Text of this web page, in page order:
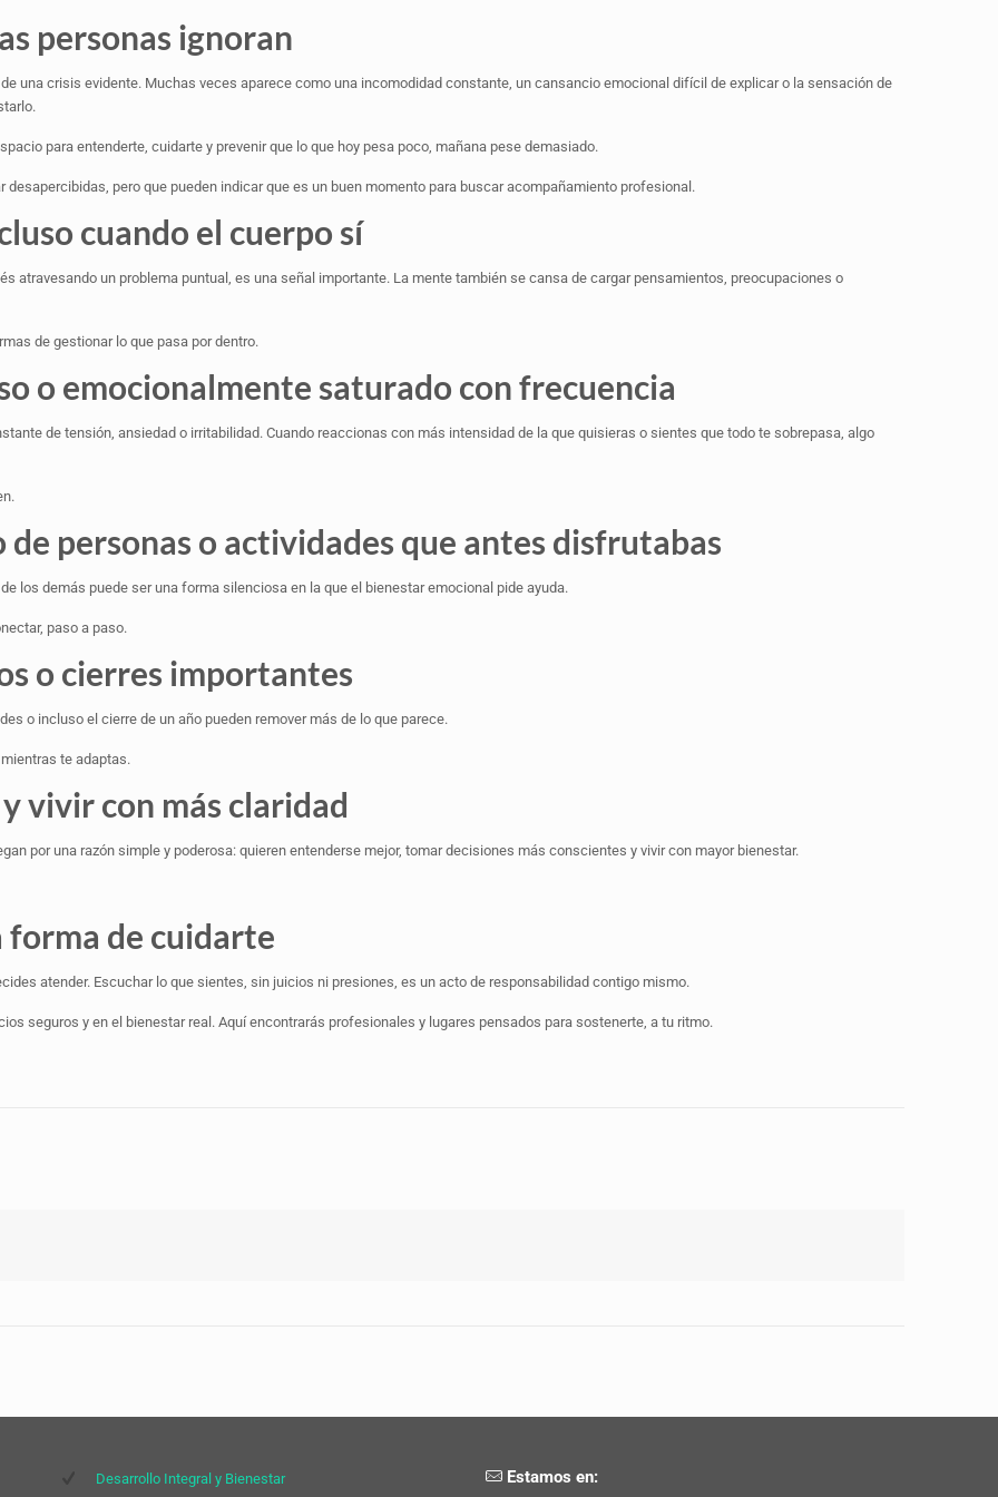
personas ignoran
una crisis evidente. Muchas veces aparece como una incomodidad constante, un cansancio emocional difícil de explicar o la sensación de
para entenderte, cuidarte y prevenir que lo que hoy pesa poco, mañana pese demasiado.
pero que pueden indicar que es un buen momento para buscar acompañamiento profesional.
cuando el cuerpo sí
atravesando un problema puntual, es una señal importante. La mente también se cansa de cargar pensamientos, preocupaciones o
de gestionar lo que pasa por dentro.
o emocionalmente saturado con frecuencia
de tensión, ansiedad o irritabilidad. Cuando reaccionas con más intensidad de la que quisieras o sientes que todo te sobrepasa, algo
de personas o actividades que antes disfrutabas
los demás puede ser una forma silenciosa en la que el bienestar emocional pide ayuda.
paso a paso.
o cierres importantes
o incluso el cierre de un año pueden remover más de lo que parece.
te adaptas.
vivir con más claridad
por una razón simple y poderosa: quieren entenderse mejor, tomar decisiones más conscientes y vivir con mayor bienestar.
forma de cuidarte
atender. Escuchar lo que sientes, sin juicios ni presiones, es un acto de responsabilidad contigo mismo.
seguros y en el bienestar real. Aquí encontrarás profesionales y lugares pensados para sostenerte, a tu ritmo.
Desarrollo Integral y Bienestar Estamos en: